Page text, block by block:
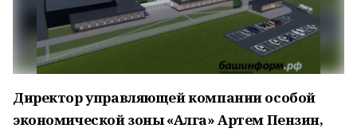
Директор управляющей компании особой
экономической зоны «Алга» Артем Пензин,